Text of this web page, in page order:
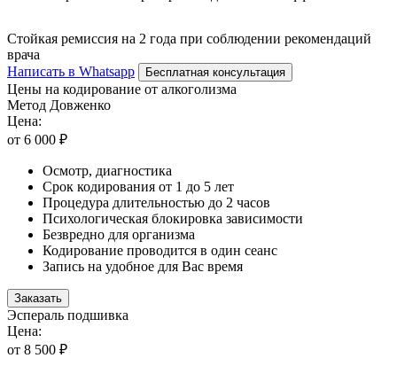
Стойкая ремиссия на 2 года при соблюдении рекомендаций
врача
Написать в Whatsapp
Бесплатная консультация
Цены на кодирование от алкоголизма
Метод Довженко
Цена:
от 6 000 ₽
Осмотр, диагностика
Срок кодирования от 1 до 5 лет
Процедура длительностью до 2 часов
Психологическая блокировка зависимости
Безвредно для организма
Кодирование проводится в один сеанс
Запись на удобное для Вас время
Заказать
Эспераль подшивка
Цена:
от 8 500 ₽